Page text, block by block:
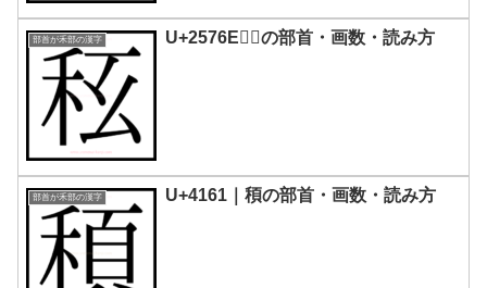
部首が禾部の漢字 U+2576E｜𥝮の部首・画数・読み方
部首が禾部の漢字 U+4161｜䅡の部首・画数・読み方